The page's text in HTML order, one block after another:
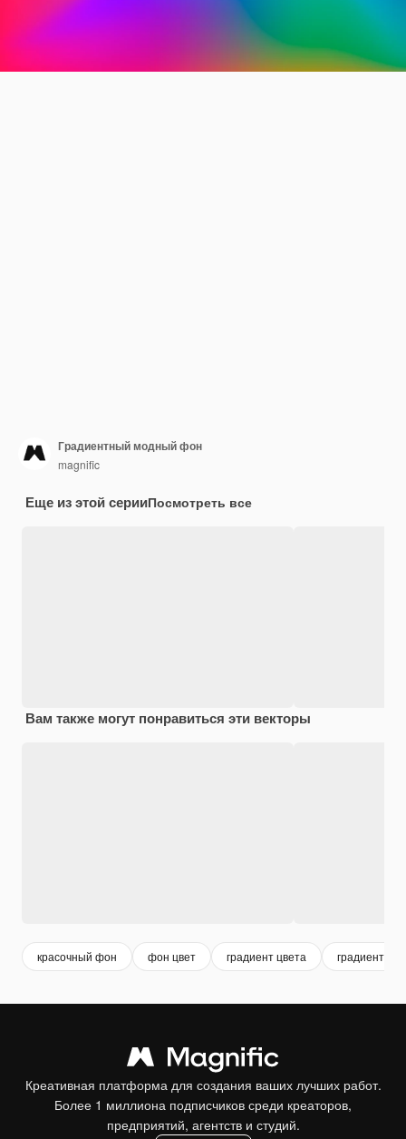
Градиентный модный фон
magnific
Еще из этой серииПосмотреть все
Вам также могут понравиться эти векторы
красочный фон фон цвет градиент цвета градиент
Креативная платформа для создания ваших лучших работ.
Более 1 миллиона подписчиков среди креаторов,
предприятий, агентств и студий.